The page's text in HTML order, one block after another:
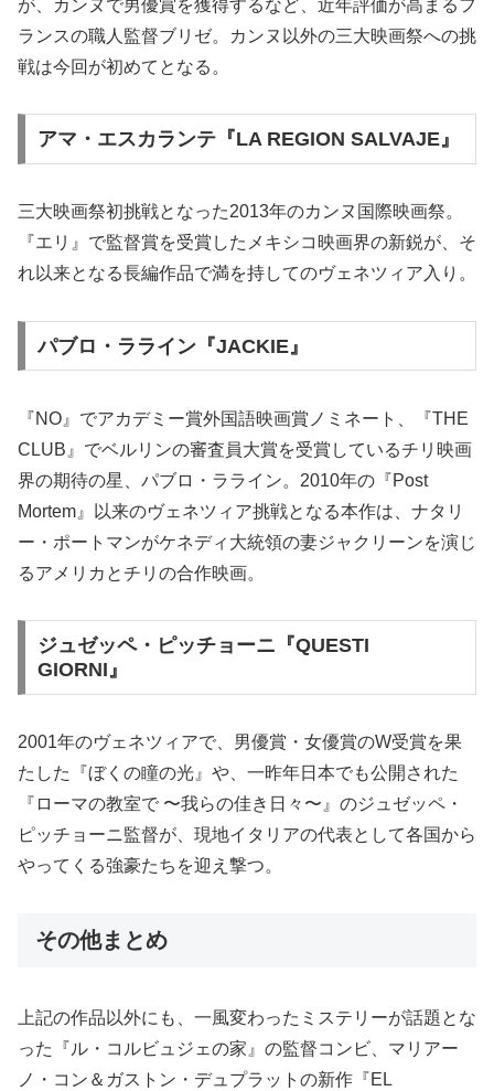
が、カンヌで男優賞を獲得するなど、近年評価が高まるフ
ランスの職人監督ブリゼ。カンヌ以外の三大映画祭への挑
戦は今回が初めてとなる。
アマ・エスカランテ『LA REGION SALVAJE』
三大映画祭初挑戦となった2013年のカンヌ国際映画祭。
『エリ』で監督賞を受賞したメキシコ映画界の新鋭が、そ
れ以来となる長編作品で満を持してのヴェネツィア入り。
パブロ・ラライン『JACKIE』
『NO』でアカデミー賞外国語映画賞ノミネート、『THE
CLUB』でベルリンの審査員大賞を受賞しているチリ映画
界の期待の星、パブロ・ラライン。2010年の『Post
Mortem』以来のヴェネツィア挑戦となる本作は、ナタリ
ー・ポートマンがケネディ大統領の妻ジャクリーンを演じ
るアメリカとチリの合作映画。
ジュゼッペ・ピッチョーニ『QUESTI
GIORNI』
2001年のヴェネツィアで、男優賞・女優賞のW受賞を果
たした『ぼくの瞳の光』や、一昨年日本でも公開された
『ローマの教室で 〜我らの佳き日々〜』のジュゼッペ・
ピッチョーニ監督が、現地イタリアの代表として各国から
やってくる強豪たちを迎え撃つ。
その他まとめ
上記の作品以外にも、一風変わったミステリーが話題とな
った『ル・コルビュジェの家』の監督コンビ、マリアー
ノ・コン＆ガストン・デュプラットの新作『EL